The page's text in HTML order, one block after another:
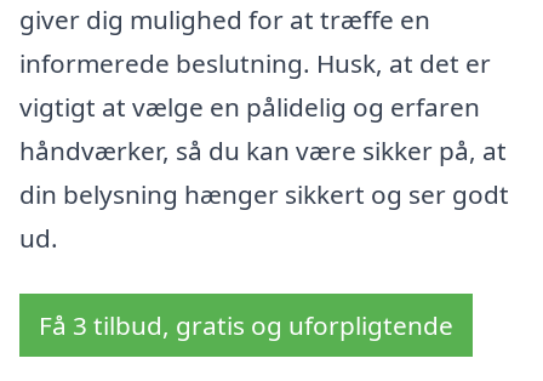
giver dig mulighed for at træffe en
informerede beslutning. Husk, at det er
vigtigt at vælge en pålidelig og erfaren
håndværker, så du kan være sikker på, at
din belysning hænger sikkert og ser godt
ud.
Få 3 tilbud, gratis og uforpligtende